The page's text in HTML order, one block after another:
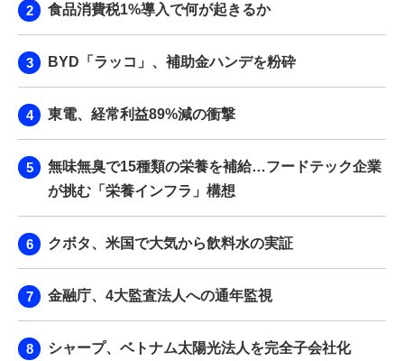
食品消費税1%導入で何が起きるか
BYD「ラッコ」、補助金ハンデを粉砕
東電、経常利益89%減の衝撃
無味無臭で15種類の栄養を補給…フードテック企業
が挑む「栄養インフラ」構想
クボタ、米国で大気から飲料水の実証
金融庁、4大監査法人への通年監視
シャープ、ベトナム太陽光法人を完全子会社化